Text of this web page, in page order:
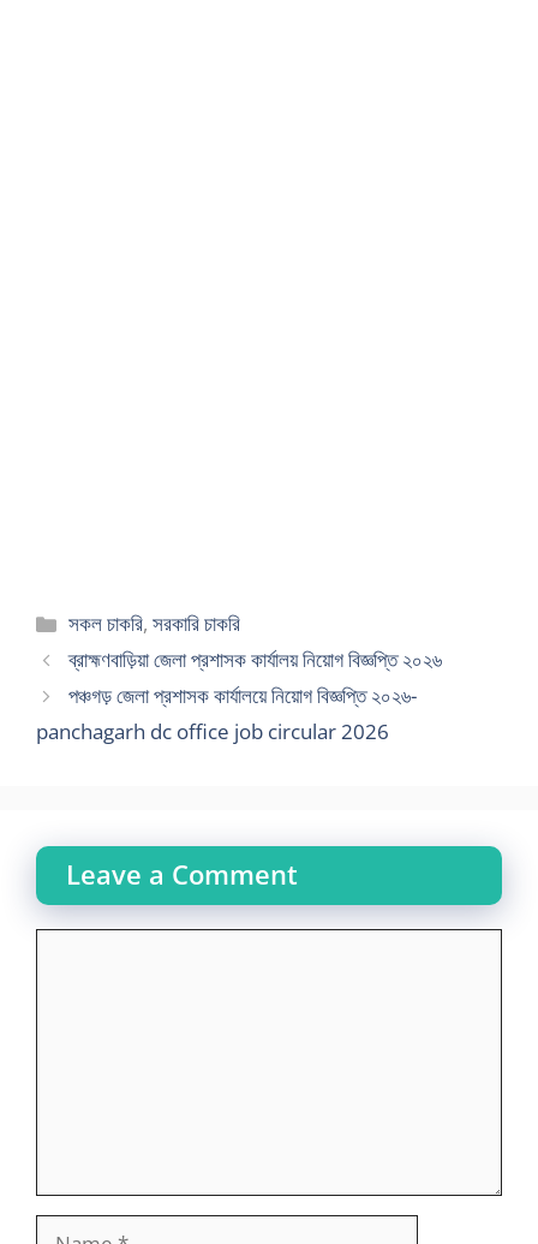
Categories
সকল চাকরি,সরকারি চাকরি
ব্রাহ্মণবাড়িয়া জেলা প্রশাসক কার্যালয় নিয়োগ বিজ্ঞপ্তি ২০২৬
পঞ্চগড় জেলা প্রশাসক কার্যালয়ে নিয়োগ বিজ্ঞপ্তি ২০২৬-
panchagarh dc office job circular 2026
Leave a Comment